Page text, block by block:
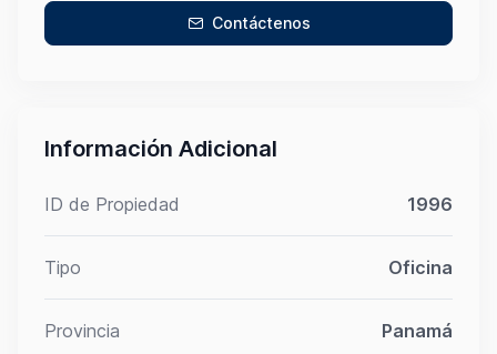
Contáctenos
Información Adicional
ID de Propiedad 1996
Tipo Oficina
Provincia Panamá